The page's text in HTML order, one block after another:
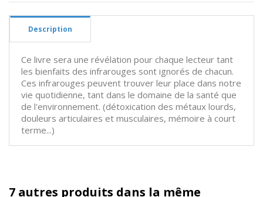
Description
Ce livre sera une révélation pour chaque lecteur tant
les bienfaits des infrarouges sont ignorés de chacun.
Ces infrarouges peuvent trouver leur place dans notre
vie quotidienne, tant dans le domaine de la santé que
de l'environnement. (détoxication des métaux lourds,
douleurs articulaires et musculaires, mémoire à court
terme...)
7 autres produits dans la même